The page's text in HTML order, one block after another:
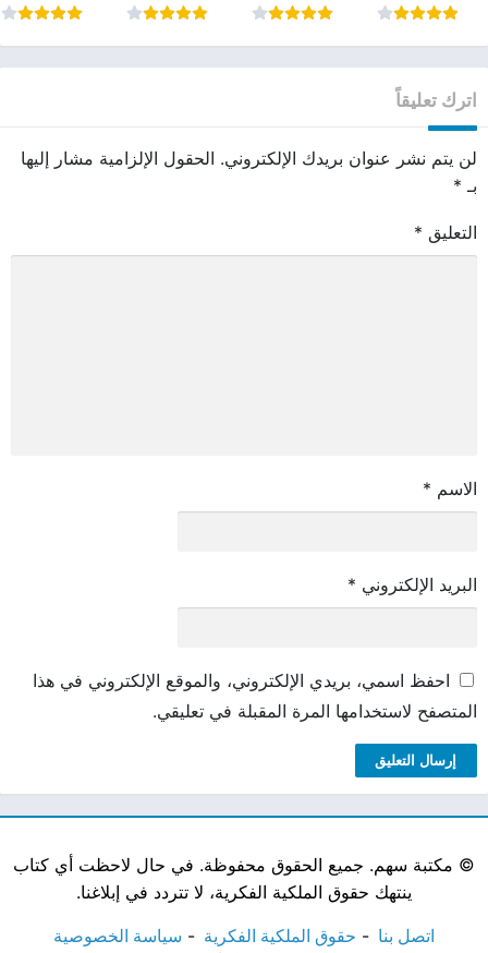
اترك تعليقاً
لن يتم نشر عنوان بريدك الإلكتروني. الحقول الإلزامية مشار إليها
بـ *
التعليق *
الاسم *
البريد الإلكتروني *
احفظ اسمي، بريدي الإلكتروني، والموقع الإلكتروني في هذا
المتصفح لاستخدامها المرة المقبلة في تعليقي.
© مكتبة سهم. جميع الحقوق محفوظة. في حال لاحظت أي كتاب
ينتهك حقوق الملكية الفكرية، لا تتردد في إبلاغنا.
اتصل بنا حقوق الملكية الفكرية
سياسة الخصوصية